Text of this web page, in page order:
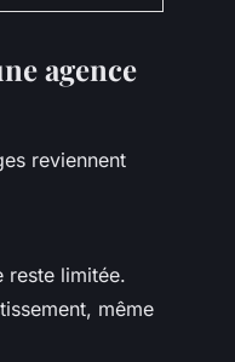
agence
reviennent
reste limitée.
même